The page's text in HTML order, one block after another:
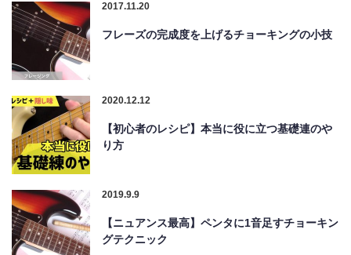
2017.11.20
フレーズの完成度を上げるチョーキングの小技
2020.12.12
【初心者のレシピ】本当に役に立つ基礎連のや
り方
2019.9.9
【ニュアンス最高】ペンタに1音足すチョーキン
グテクニック